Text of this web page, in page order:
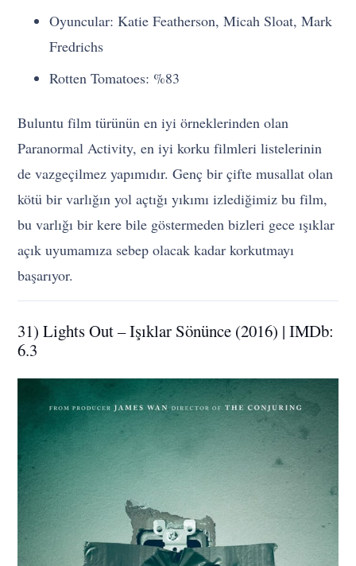
Oyuncular: Katie Featherson, Micah Sloat, Mark
Fredrichs
Rotten Tomatoes: %83
Buluntu film türünün en iyi örneklerinden olan
Paranormal Activity, en iyi korku filmleri listelerinin
de vazgeçilmez yapımıdır. Genç bir çifte musallat olan
kötü bir varlığın yol açtığı yıkımı izlediğimiz bu film,
bu varlığı bir kere bile göstermeden bizleri gece ışıklar
açık uyumamıza sebep olacak kadar korkutmayı
başarıyor.
31) Lights Out – Işıklar Sönünce (2016) | IMDb:
6.3